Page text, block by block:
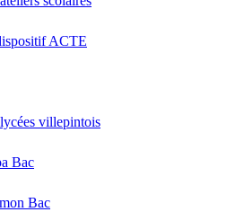
ACTE
villepintois
Bac
Bac